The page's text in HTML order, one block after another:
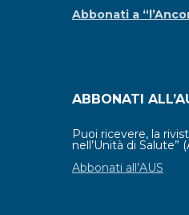
Abbonati a
ABBONATI
Puoi ricevere, la
nell’Unità di Salute”
Abbonati all’AUS